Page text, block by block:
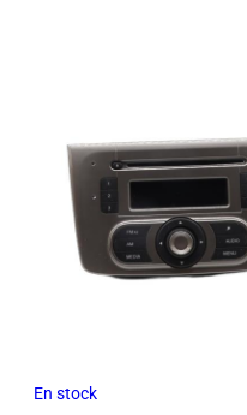
En stock